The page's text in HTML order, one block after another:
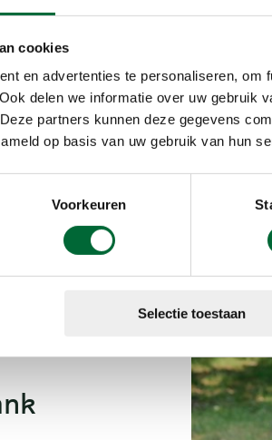
cookies
en advertenties te personaliseren, om
delen we informatie over uw gebruik
partners kunnen deze gegevens
op basis van uw gebruik van hun
Voorkeuren
Selectie toestaan